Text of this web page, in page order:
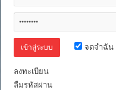
ไทย
[บรรยาย:
จดจำฉัน
ลงทะเบียน
ลืมรหัสผ่าน